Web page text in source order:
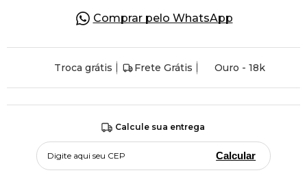
Comprar pelo WhatsApp
Troca grátis Frete Grátis Ouro - 18k
Calcule sua entrega
Calcular